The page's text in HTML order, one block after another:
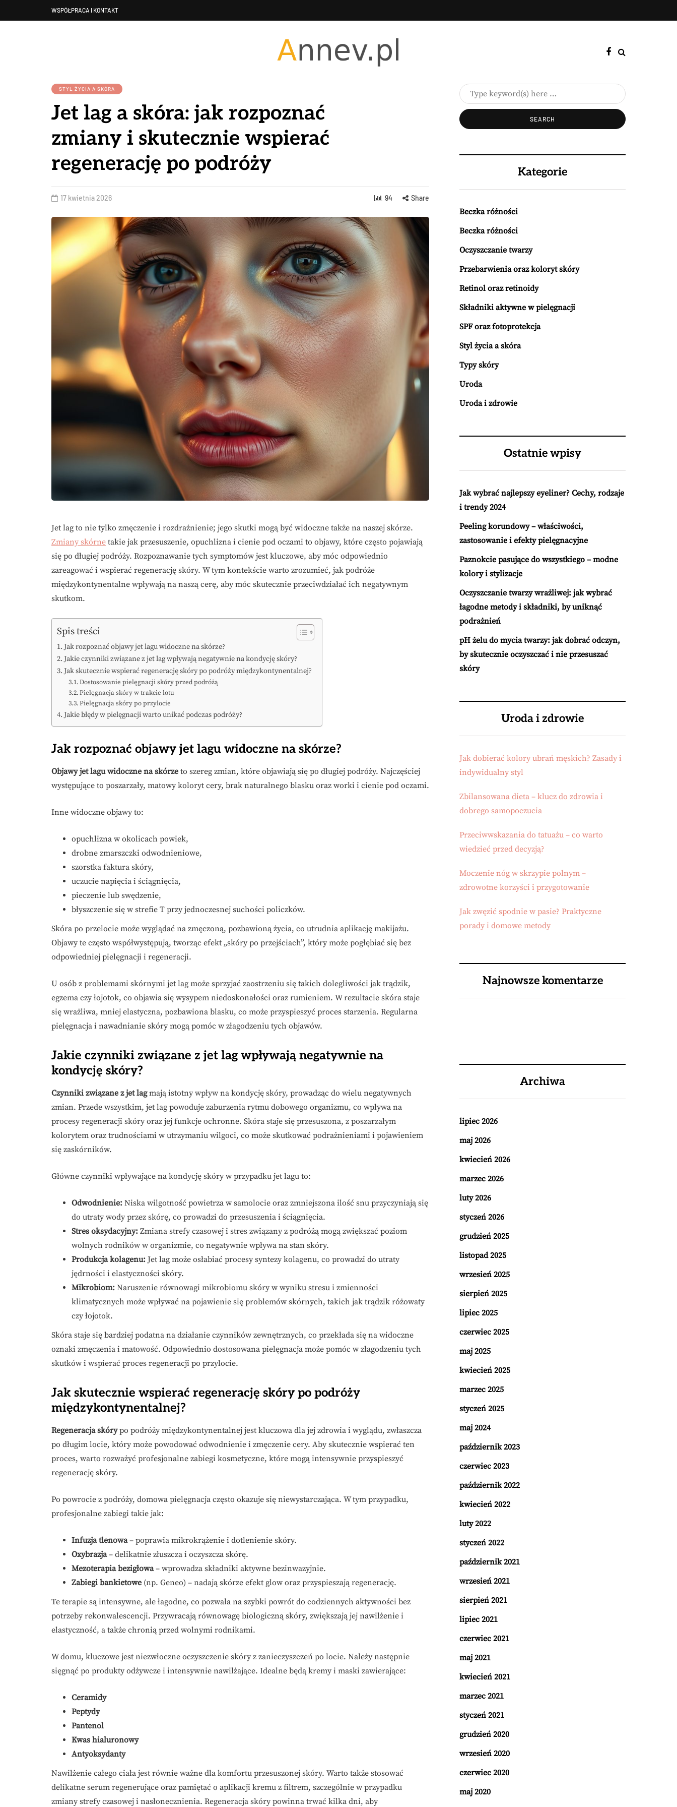
WSPÓŁPRACA I KONTAKT
STYL ŻYCIA A SKÓRA
Jet lag a skóra: jak rozpoznać
zmiany i skutecznie wspierać
regenerację po podróży
17 kwietnia 2026 94 Share
Jet lag to nie tylko zmęczenie i rozdrażnienie; jego skutki mogą być widoczne także na naszej skórze.
Zmiany skórne takie jak przesuszenie, opuchlizna i cienie pod oczami to objawy, które często pojawiają
się po długiej podróży. Rozpoznawanie tych symptomów jest kluczowe, aby móc odpowiednio
zareagować i wspierać regenerację skóry. W tym kontekście warto zrozumieć, jak podróże
międzykontynentalne wpływają na naszą cerę, aby móc skutecznie przeciwdziałać ich negatywnym
skutkom.
Spis treści
Jak rozpoznać objawy jet lagu widoczne na skórze?
Jakie czynniki związane z jet lag wpływają negatywnie na kondycję skóry?
Jak skutecznie wspierać regenerację skóry po podróży międzykontynentalnej?
Dostosowanie pielęgnacji skóry przed podróżą
Pielęgnacja skóry w trakcie lotu
Pielęgnacja skóry po przylocie
Jakie błędy w pielęgnacji warto unikać podczas podróży?
Jak rozpoznać objawy jet lagu widoczne na skórze?
Objawy jet lagu widoczne na skórze to szereg zmian, które objawiają się po długiej podróży. Najczęściej
występujące to poszarzały, matowy koloryt cery, brak naturalnego blasku oraz worki i cienie pod oczami.
Inne widoczne objawy to:
opuchlizna w okolicach powiek,
drobne zmarszczki odwodnieniowe,
szorstka faktura skóry,
uczucie napięcia i ściągnięcia,
pieczenie lub swędzenie,
błyszczenie się w strefie T przy jednoczesnej suchości policzków.
Skóra po przelocie może wyglądać na zmęczoną, pozbawioną życia, co utrudnia aplikację makijażu.
Objawy te często współwystępują, tworząc efekt „skóry po przejściach”, który może pogłębiać się bez
odpowiedniej pielęgnacji i regeneracji.
U osób z problemami skórnymi jet lag może sprzyjać zaostrzeniu się takich dolegliwości jak trądzik,
egzema czy łojotok, co objawia się wysypem niedoskonałości oraz rumieniem. W rezultacie skóra staje
się wrażliwa, mniej elastyczna, pozbawiona blasku, co może przyspieszyć proces starzenia. Regularna
pielęgnacja i nawadnianie skóry mogą pomóc w złagodzeniu tych objawów.
Jakie czynniki związane z jet lag wpływają negatywnie na
kondycję skóry?
Czynniki związane z jet lagmają istotny wpływ na kondycję skóry, prowadząc do wielu negatywnych
zmian. Przede wszystkim, jet lag powoduje zaburzenia rytmu dobowego organizmu, co wpływa na
procesy regeneracji skóry oraz jej funkcje ochronne. Skóra staje się przesuszona, z poszarzałym
kolorytem oraz trudnościami w utrzymaniu wilgoci, co może skutkować podrażnieniami i pojawieniem
się zaskórników.
Główne czynniki wpływające na kondycję skóry w przypadku jet lagu to:
Odwodnienie: Niska wilgotność powietrza w samolocie oraz zmniejszona ilość snu przyczyniają się
do utraty wody przez skórę, co prowadzi do przesuszenia i ściągnięcia.
Stres oksydacyjny: Zmiana strefy czasowej i stres związany z podróżą mogą zwiększać poziom
wolnych rodników w organizmie, co negatywnie wpływa na stan skóry.
Produkcja kolagenu: Jet lag może osłabiać procesy syntezy kolagenu, co prowadzi do utraty
jędrności i elastyczności skóry.
Mikrobiom: Naruszenie równowagi mikrobiomu skóry w wyniku stresu i zmienności
klimatycznych może wpływać na pojawienie się problemów skórnych, takich jak trądzik różowaty
czy łojotok.
Skóra staje się bardziej podatna na działanie czynników zewnętrznych, co przekłada się na widoczne
oznaki zmęczenia i matowość. Odpowiednio dostosowana pielęgnacja może pomóc w złagodzeniu tych
skutków i wspierać proces regeneracji po przylocie.
Jak skutecznie wspierać regenerację skóry po podróży
międzykontynentalnej?
Regeneracja skórypo podróży międzykontynentalnej jest kluczowa dla jej zdrowia i wyglądu, zwłaszcza
po długim locie, który może powodować odwodnienie i zmęczenie cery. Aby skutecznie wspierać ten
proces, warto rozważyć profesjonalne zabiegi kosmetyczne, które mogą intensywnie przyspieszyć
regenerację skóry.
Po powrocie z podróży, domowa pielęgnacja często okazuje się niewystarczająca. W tym przypadku,
profesjonalne zabiegi takie jak:
Infuzja tlenowa– poprawia mikrokrążenie i dotlenienie skóry.
Oxybrazja– delikatnie złuszcza i oczyszcza skórę.
Mezoterapia bezigłowa– wprowadza składniki aktywne bezinwazyjnie.
Zabiegi bankietowe (np. Geneo) – nadają skórze efekt glow oraz przyspieszają regenerację.
Te terapie są intensywne, ale łagodne, co pozwala na szybki powrót do codziennych aktywności bez
potrzeby rekonwalescencji. Przywracają równowagę biologiczną skóry, zwiększają jej nawilżenie i
elastyczność, a także chronią przed wolnymi rodnikami.
W domu, kluczowe jest niezwłoczne oczyszczenie skóry z zanieczyszczeń po locie. Należy następnie
sięgnąć po produkty odżywcze i intensywnie nawilżające. Idealne będą kremy i maski zawierające:
Ceramidy
Peptydy
Pantenol
Kwas hialuronowy
Antyoksydanty
Nawilżenie całego ciała jest równie ważne dla komfortu przesuszonej skóry. Warto także stosować
delikatne serum regenerujące oraz pamiętać o aplikacji kremu z filtrem, szczególnie w przypadku
zmiany strefy czasowej i nasłonecznienia. Regeneracja skóry powinna trwać kilka dni, aby
Kategorie
Beczka różności
Beczka różności
Oczyszczanie twarzy
Przebarwienia oraz koloryt skóry
Retinol oraz retinoidy
Składniki aktywne w pielęgnacji
SPF oraz fotoprotekcja
Styl życia a skóra
Typy skóry
Uroda
Uroda i zdrowie
Ostatnie wpisy
Jak wybrać najlepszy eyeliner? Cechy, rodzaje
i trendy 2024
Peeling korundowy – właściwości,
zastosowanie i efekty pielęgnacyjne
Paznokcie pasujące do wszystkiego – modne
kolory i stylizacje
Oczyszczanie twarzy wrażliwej: jak wybrać
łagodne metody i składniki, by uniknąć
podrażnień
pH żelu do mycia twarzy: jak dobrać odczyn,
by skutecznie oczyszczać i nie przesuszać
skóry
Uroda i zdrowie
Jak dobierać kolory ubrań męskich? Zasady i
indywidualny styl
Zbilansowana dieta – klucz do zdrowia i
dobrego samopoczucia
Przeciwwskazania do tatuażu – co warto
wiedzieć przed decyzją?
Moczenie nóg w skrzypie polnym –
zdrowotne korzyści i przygotowanie
Jak zwęzić spodnie w pasie? Praktyczne
porady i domowe metody
Najnowsze komentarze
Archiwa
lipiec 2026
maj 2026
kwiecień 2026
marzec 2026
luty 2026
styczeń 2026
grudzień 2025
listopad 2025
wrzesień 2025
sierpień 2025
lipiec 2025
czerwiec 2025
maj 2025
kwiecień 2025
marzec 2025
styczeń 2025
maj 2024
październik 2023
czerwiec 2023
październik 2022
kwiecień 2022
luty 2022
styczeń 2022
październik 2021
wrzesień 2021
sierpień 2021
lipiec 2021
czerwiec 2021
maj 2021
kwiecień 2021
marzec 2021
styczeń 2021
grudzień 2020
wrzesień 2020
czerwiec 2020
maj 2020